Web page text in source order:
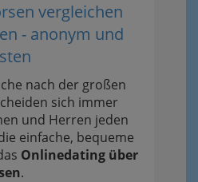
vergleichen
- anonym und
nach der großen
sich immer
und Herren jeden
einfache, bequeme
Onlinedating über
.